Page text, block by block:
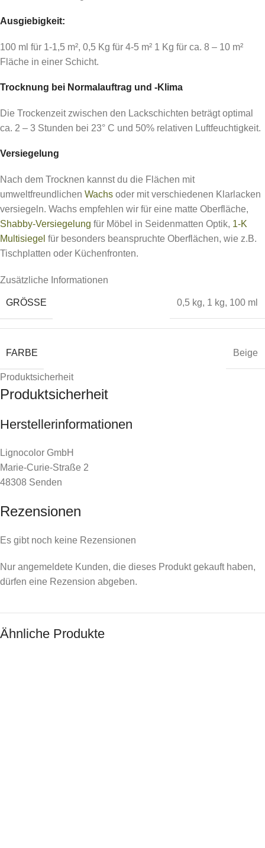
Ausgiebigkeit:
100 ml für 1-1,5 m², 0,5 Kg für 4-5 m² 1 Kg für ca. 8 – 10 m²
Fläche in einer Schicht.
Trocknung bei Normalauftrag und -Klima
Die Trockenzeit zwischen den Lackschichten beträgt optimal
ca. 2 – 3 Stunden bei 23° C und 50% relativen Luftfeuchtigkeit.
Versiegelung
Nach dem Trocknen kannst du die Flächen mit
umweltfreundlichen Wachs oder mit verschiedenen Klarlacken
versiegeln. Wachs empfehlen wir für eine matte Oberfläche,
Shabby-Versiegelung für Möbel in Seidenmatten Optik, 1-K
Multisiegel für besonders beanspruchte Oberflächen, wie z.B.
Tischplatten oder Küchenfronten.
Zusätzliche Informationen
GRÖSSE 0,5 kg, 1 kg, 100 ml
FARBE Beige
Produktsicherheit
Produktsicherheit
Herstellerinformationen
Lignocolor GmbH
Marie-Curie-Straße 2
48308 Senden
Rezensionen
Es gibt noch keine Rezensionen
Nur angemeldete Kunden, die dieses Produkt gekauft haben,
dürfen eine Rezension abgeben.
Ähnliche Produkte